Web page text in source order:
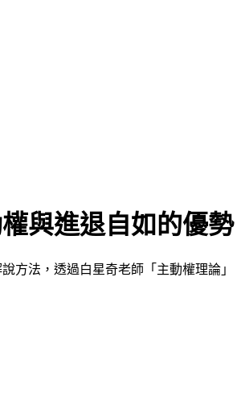
與進退自如的優勢
方法，透過白星奇老師「主動權理論